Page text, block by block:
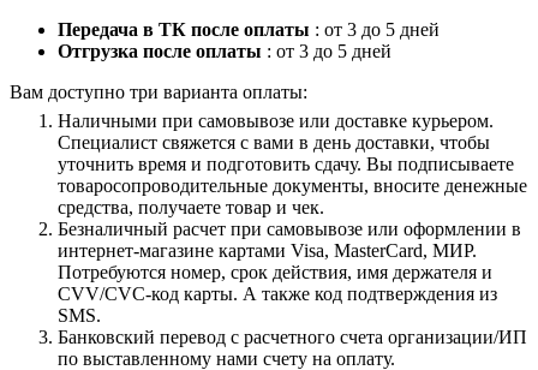
Передача в ТК после оплаты : от 3 до 5 дней
Отгрузка после оплаты : от 3 до 5 дней
Вам доступно три варианта оплаты:
Наличными при самовывозе или доставке курьером.
Специалист свяжется с вами в день доставки, чтобы
уточнить время и подготовить сдачу. Вы подписываете
товаросопроводительные документы, вносите денежные
средства, получаете товар и чек.
Безналичный расчет при самовывозе или оформлении в
интернет-магазине картами Visa, MasterCard, МИР.
Потребуются номер, срок действия, имя держателя и
CVV/CVC-код карты. А также код подтверждения из
SMS.
Банковский перевод с расчетного счета организации/ИП
по выставленному нами счету на оплату.